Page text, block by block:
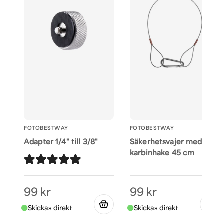
FOTOBESTWAY
Adapter 1/4" till 3/8"
99 kr
FOTOBESTWAY
Säkerhetsvajer med
karbinhake 45 cm
99 kr